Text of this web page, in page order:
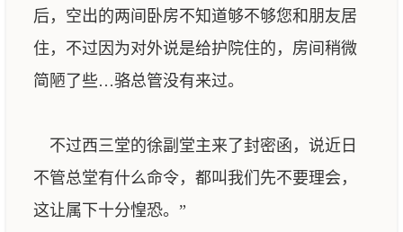
后，空出的两间卧房不知道够不够您和朋友居
住，不过因为对外说是给护院住的，房间稍微
简陋了些…骆总管没有来过。
不过西三堂的徐副堂主来了封密函，说近日
不管总堂有什么命令，都叫我们先不要理会，
这让属下十分惶恐。”